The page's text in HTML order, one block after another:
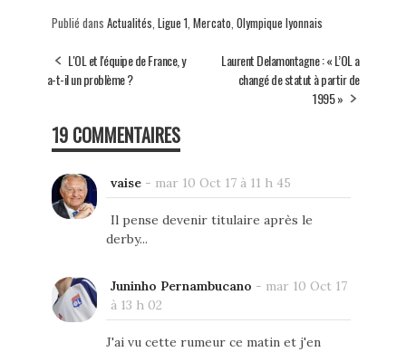
Publié dans Actualités, Ligue 1, Mercato, Olympique lyonnais
L'OL et l'équipe de France, y
a-t-il un problème ?
Laurent Delamontagne : « L’OL a
changé de statut à partir de
1995 »
19 COMMENTAIRES
vaise- mar 10 Oct 17 à 11 h 45
Il pense devenir titulaire après le
derby...
Juninho Pernambucano - mar 10 Oct 17
à 13 h 02
J'ai vu cette rumeur ce matin et j'en